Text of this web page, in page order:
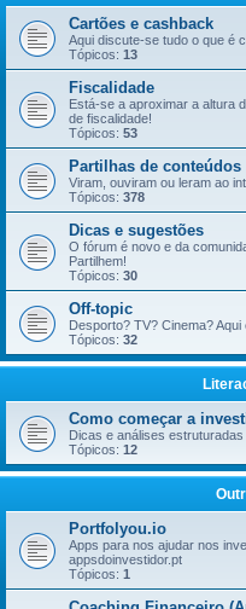
Cartões e cashback
Aqui discute-se tudo o que é
Tópicos: 13
Fiscalidade
Está-se a aproximar a altura
de fiscalidade!
Tópicos: 53
Partilhas de conteúdos
Viram, ouviram ou leram ao
Tópicos: 378
Dicas e sugestões
O fórum é novo e da
Partilhem!
Tópicos: 30
Off-topic
Desporto? TV? Cinema?
Tópicos: 32
Como começar a
Dicas e análises
Tópicos: 12
Portfolyou.io
Apps para nos ajudar nos
appsdoinvestidor.pt
Tópicos: 1